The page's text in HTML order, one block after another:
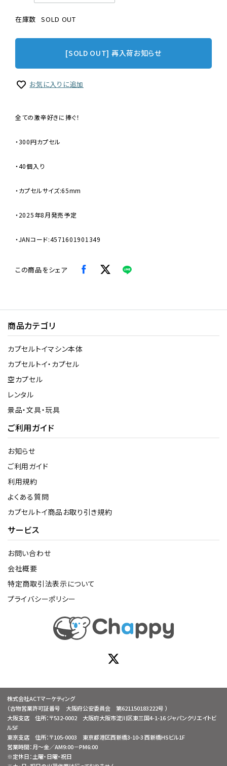
在庫数 SOLD OUT
[SOLD OUT] 再入荷お知らせ
お気に入りに追加
全ての激辛好きに捧ぐ！
・300円カプセル
・40個入り
・カプセルサイズ:65mm
・2025年8月発売予定
・JANコード:4571601901349
この商品をシェア
商品カテゴリ
カプセルトイマシン本体
カプセルトイ・カプセル
空カプセル
レンタル
景品・文具・玩具
ご利用ガイド
お知らせ
ご利用ガイド
利用規約
よくある質問
カプセルトイ商品お取り引き規約
サービス
お問い合わせ
会社概要
特定商取引法表示について
プライバシーポリシー
株式会社ACTマーケティング
（古物営業許可証番号 大阪府公安委員会 第621150183222号 ）
大阪支店 住所：〒532-0002 大阪府大阪市淀川区東三国4-1-16 ジャパンクリエイトビ
ル5F
東京支店 住所：〒105-0003 東京都港区西新橋3-10-3 西新橋HSビル1F
営業時間：月～金／AM9:00－PM6:00
※定休日：土曜・日曜・祝日